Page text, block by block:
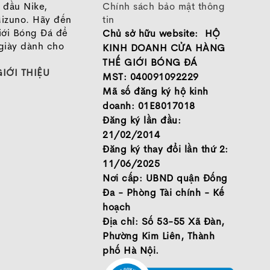
thiết kế, điều có thể dễ dàng nhận thấy đến từ
được chỉnh sửa cả về thiết kế cũng như
kéo lên che phủ phần mu bàn chân của các cầu thủ.
chân khi mang giày, đồng thời nhờ chất liệu với độ
đi sự linh hoạt của cổ chân. Ngoài ra, dựa vào cảm
với bản Mutator 2020.
gây sự chú ý ở sự cải tiến lần này, không gì khác,
Adidas Predator 20, hãng đã rất thành công với
bao phủ dày đặc ở bề mặt upper giày, với mục đích
soát cho các cầu thủ. Ngay lập tức, với trailer ra
được đón nhận và xứng đáng lọt top thiết kế ấn tượng
công và hiệu quả của phiên bản tiền nhiệm, Adidas
má trong, má ngoài,… giúp tăng hiệu quả ma sát lên
trên những thành công của mình.
Nike,
Hãy đến
Bóng Đá để
dành cho
THIỆU
Chính sách bảo mật thông
tin
Chủ sở hữu website: HỘ
KINH DOANH CỬA HÀNG
THẾ GIỚI BÓNG ĐÁ
MST: 040091092229
Mã số đăng ký hộ kinh
doanh: 01E8017018
Đăng ký lần đầu:
21/02/2014
Đăng ký thay đổi lần thứ 2:
11/06/2025
Nơi cấp: UBND quận Đống
Đa - Phòng Tài chính - Kế
hoạch
Địa chỉ: Số 53-55 Xã Đàn,
Phường Kim Liên, Thành
phố Hà Nội.